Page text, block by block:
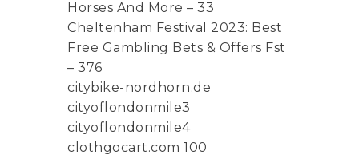
Horses And More – 33
Cheltenham Festival 2023: Best
Free Gambling Bets & Offers Fst
– 376
citybike-nordhorn.de
cityoflondonmile3
cityoflondonmile4
clothgocart.com 100